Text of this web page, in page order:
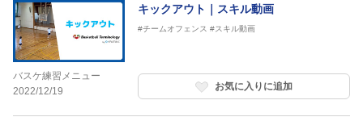
バスケ練習メニュー
2022/12/19
キックアウト｜スキル動画
#チームオフェンス #スキル動画
お気に入りに追加